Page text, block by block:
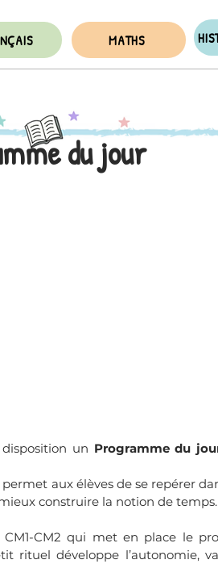
MATHS
du jour
un
Programme du
aux élèves de se repérer
construire la notion de temps.
CM2 qui met en place le
rituel développe l’autonomie,